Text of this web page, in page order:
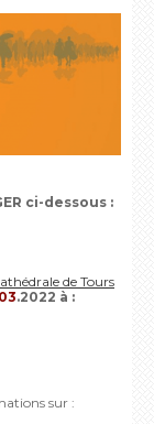
ci-dessous :
de Tours
03.2022 à :
sur :